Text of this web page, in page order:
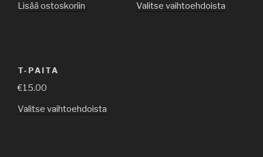
Lisää ostoskoriin
Valitse vaihtoehdoista
T-PAITA
€15.00
Valitse vaihtoehdoista